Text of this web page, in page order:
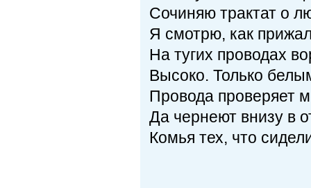
Сочиняю трактат о
Я смотрю, как
На тугих проводах
Высоко. Только
Провода проверяет
Да чернеют внизу в
Комья тех, что